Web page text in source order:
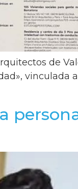
de
vinculada